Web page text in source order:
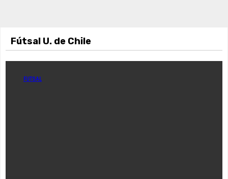
Fútsal U. de Chile
FUTSAL